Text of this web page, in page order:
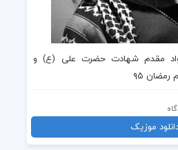
مقدم شهادت حضرت علی (ع) و
۹۵
موزیک